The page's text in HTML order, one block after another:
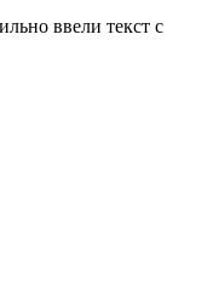
ввели текст с